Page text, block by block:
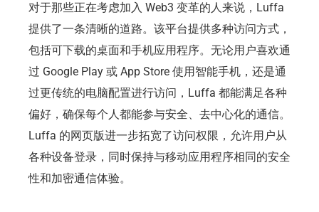
对于那些正在考虑加入 Web3 变革的人来说，Luffa
提供了一条清晰的道路。该平台提供多种访问方式，
包括可下载的桌面和手机应用程序。无论用户喜欢通
过 Google Play 或 App Store 使用智能手机，还是通
过更传统的电脑配置进行访问，Luffa 都能满足各种
偏好，确保每个人都能参与安全、去中心化的通信。
Luffa 的网页版进一步拓宽了访问权限，允许用户从
各种设备登录，同时保持与移动应用程序相同的安全
性和加密通信体验。